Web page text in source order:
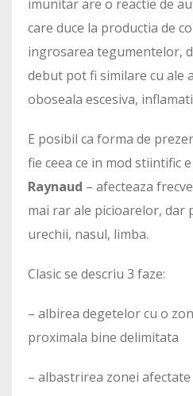
imunitar are o reactie de
care duce la productia de
ingrosarea tegumentelor,
debut pot fi similare cu ale
oboseala escesiva,
E posibil ca forma de
fie ceea ce in mod stiintific
Raynaud – afecteaza
mai rar ale picioarelor, dar
urechii, nasul, limba.
Clasic se descriu 3 faze:
– albirea degetelor cu o
proximala bine delimitata
– albastrirea zonei afectate